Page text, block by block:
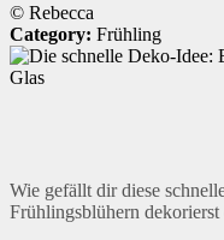
© Rebecca
Category: Frühling
Wie gefällt dir diese
Frühlingsblühern dekorierst